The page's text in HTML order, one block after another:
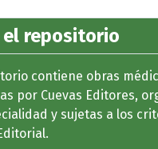
el repositorio
contiene obras
por Cuevas Editores,
y sujetas a los